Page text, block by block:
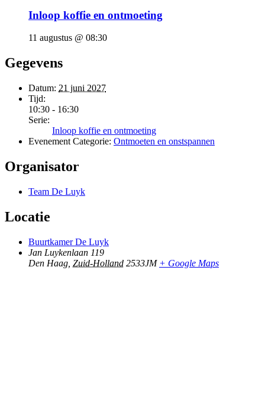
Inloop koffie en ontmoeting
11 augustus @ 08:30
Gegevens
Datum: 21 juni 2027
Tijd:
10:30 - 16:30
Serie:
Inloop koffie en ontmoeting
Evenement Categorie: Ontmoeten en onstspannen
Organisator
Team De Luyk
Locatie
Buurtkamer De Luyk
Jan Luykenlaan 119
Den Haag Zuid-Holland 2533JM + Google Maps